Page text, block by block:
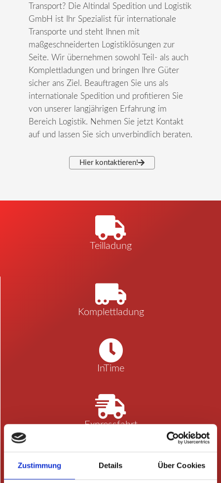
Zustimmung Details Über Cookies
Transport? Die Altindal Spedition und Logistik
GmbH ist Ihr Spezialist für internationale
Transporte und steht Ihnen mit
maßgeschneiderten Logistiklösungen zur
Seite. Wir übernehmen sowohl Teil- als auch
Komplettladungen und bringen Ihre Güter
sicher ans Ziel. Beauftragen Sie uns als
internationale Spedition und profitieren Sie
von unserer langjährigen Erfahrung im
Bereich Logistik. Nehmen Sie jetzt Kontakt
auf und lassen Sie sich unverbindlich beraten.
Hier kontaktieren!
Teilladung
Komplettladung
InTime
Expressfahrt